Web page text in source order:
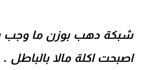
شبكة دهب بوزن ما وجب
اصبحت اكلة مالا بالباطل .